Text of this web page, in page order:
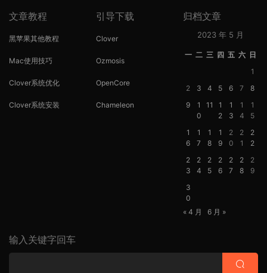
文章教程
黑苹果其他教程
Mac使用技巧
Clover系统优化
Clover系统安装
引导下载
Clover
Ozmosis
OpenCore
Chameleon
归档文章
2023 年 5 月
一 二 三 四 五 六 日
1
2
3 4 5 6 7
8
9
1
0
11
1
2
1
3
1
4
1
5
1
6
1
7
1
8
1
9
2
0
2
1
2
2
2
3
2
4
2
5
2
6
2
7
2
8
2
9
3
0
« 4 月
6 月 »
输入关键字回车